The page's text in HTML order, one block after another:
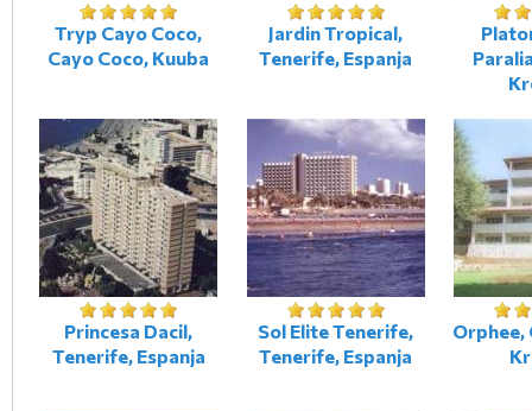
Tryp Cayo Coco,
Cayo Coco, Kuuba
Jardin Tropical,
Tenerife, Espanja
Princesa Dacil,
Tenerife, Espanja
Sol Elite Tenerife,
Tenerife, Espanja
Orphee,